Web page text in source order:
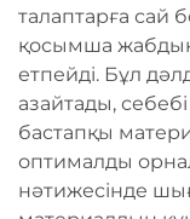
талаптарға сай
қосымша
етпейді. Бұл
азайтады,
бастапқы
оптималды
нәтижесінде